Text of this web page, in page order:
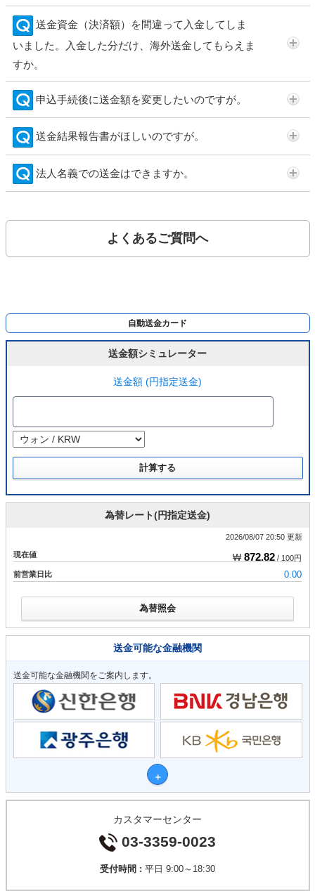
送金資金（決済額）を間違って入金してしま
いました。入金した分だけ、海外送金してもらえま
すか。
申込手続後に送金額を変更したいのですが。
送金結果報告書がほしいのですが。
法人名義での送金はできますか。
よくあるご質問へ
自動送金カード
送金額シミュレーター
送金額 (円指定送金)
為替レート(円指定送金)
2026/08/07 20:50 更新
現在値 ₩872.82 / 100円
前営業日比
0.00
為替照会
送金可能な金融機関
送金可能な金融機関をご案内します。
カスタマーセンター
03-3359-0023
受付時間 : 平日 9:00～18:30